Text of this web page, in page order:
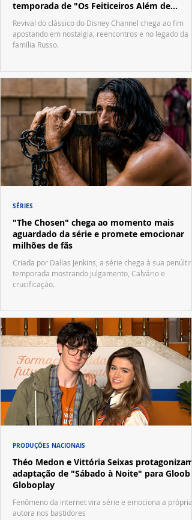
temporada de "Os Feiticeiros Além de
Waverly Place"
Revival do clássico do Disney Channel chega ao fim
apostando em nostalgia, reencontros e no legado da
família Russo.
"The Chosen" chega ao momento mais
aguardado da série e promete emocionar
milhões de fãs
Criada por Dallas Jenkins, a série chega à sua
temporada mostrando julgamento, Calvário e
crucificação.
SÉRIES
Théo Medon e Vittória Seixas protagonizam
adaptação de "Sábado à Noite" para Gloob e
Globoplay
Fenômeno da internet vira série e emociona a própria
autora nos bastidores
PRODUÇÕES NACIONAIS